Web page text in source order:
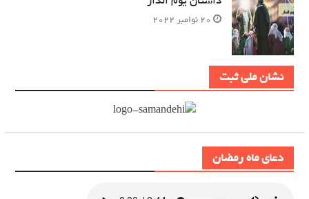
دعای ماه رمضان
20 نوامبر 2022
نشان ملی ثبت